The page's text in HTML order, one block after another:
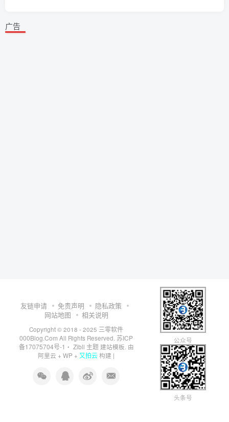
广告
友链申请 免责声明
隐私政策
网站地图
相关说明
Copyright © 2018 - 2025 三零软件
000Blog.Com All Rights Reserved. 苏ICP
备17075704号-1 ・ Zibll 主题建站模板. 由
阿里云 + WP + 又拍云构建 |
公众号
头条号